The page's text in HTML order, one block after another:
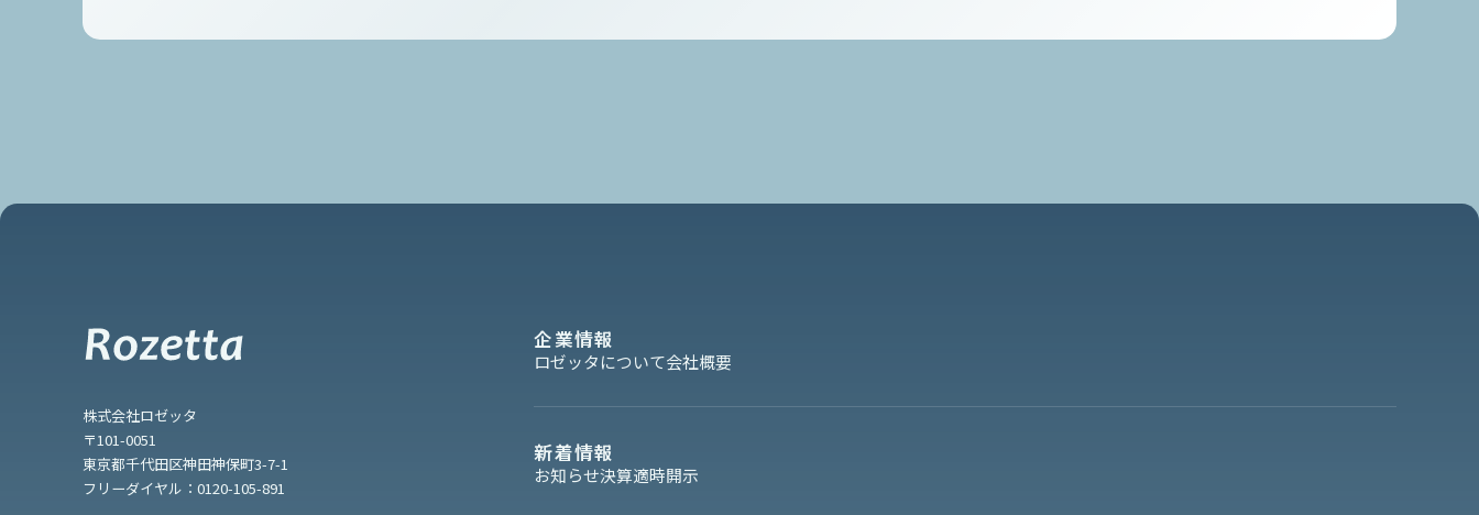
株式会社ロゼッタ
〒101-0051
東京都千代田区神田神保町3-7-1
フリーダイヤル：0120-105-891
企業情報
ロゼッタについて会社概要
新着情報
お知らせ決算適時開示